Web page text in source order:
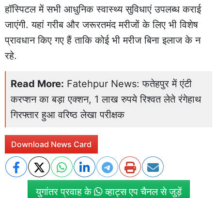
हॉस्पिटल में सभी आधुनिक स्वास्थ्य सुविधाएं उपलब्ध कराई
जाएंगी. यहां गरीब और जरूरतमंद मरीजों के लिए भी विशेष
प्रावधान किए गए हैं ताकि कोई भी मरीज बिना इलाज के न
रहे.
Read More: Fatehpur News: फतेहपुर में एंटी
करप्शन का बड़ा एक्शन, 1 लाख रुपये रिश्वत लेते रंगेहाथ
गिरफ्तार हुआ वरिष्ठ लेखा परीक्षक
Download News Card
युगांतर प्रवाह के व्हाट्स एप चैनल से जुड़ें